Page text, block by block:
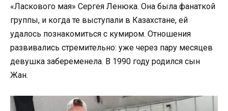
«Ласкового мая» Сергея Ленюка. Она была фанаткой
группы, и когда те выступали в Казахстане, ей
удалось познакомиться с кумиром. Отношения
развивались стремительно: уже через пару месяцев
девушка забеременела. В 1990 году родился сын
Жан.